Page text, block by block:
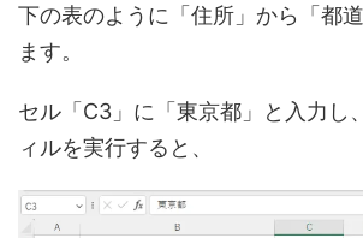
下の表のように「住所」から「都
ます。
セル「C3」に「東京都」と入力し
ィルを実行すると、